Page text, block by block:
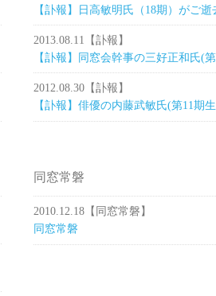
【訃報】日高敏明氏（18期）がご逝
2013.08.11 【訃報】
2012.08.30 【訃報】
同窓常磐
2010.12.18 【同窓常磐】
同窓常磐